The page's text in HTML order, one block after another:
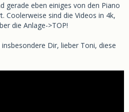
gerade eben einiges von den Piano
Coolerweise sind die Videos in 4k,
die Anlage->TOP!
Dir, lieber Toni, diese